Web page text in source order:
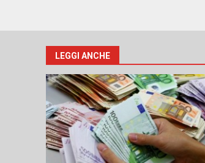
LEGGI ANCHE